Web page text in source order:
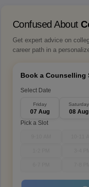
Confused About
Get expert advice on
career path in a
Book a Counselling
Select Date
Friday
07 Aug
Saturday
08 Aug
Pick a Slot